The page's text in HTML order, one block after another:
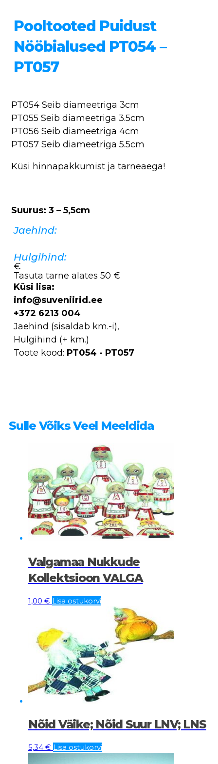
Pooltooted Puidust
Nööbialused PT054 –
PT057
PT054 Seib diameetriga 3cm
PT055 Seib diameetriga 3.5cm
PT056 Seib diameetriga 4cm
PT057 Seib diameetriga 5.5cm
Küsi hinnapakkumist ja tarneaega!
Suurus: 3 – 5,5cm
Jaehind:
Hulgihind:
€
Tasuta tarne alates 50 €
Küsi lisa:
info@suveniirid.ee
+372 6213 004
Jaehind (sisaldab km.-i),
Hulgihind (+ km.)
Toote kood: PT054 - PT057
Sulle Võiks Veel Meeldida
Valgamaa Nukkude
Kollektsioon VALGA
1,00 € Lisa ostukorvi
Nõid Väike; Nõid Suur LNV; LNS
5,34 € Lisa ostukorvi